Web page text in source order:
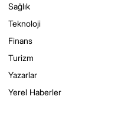
Sağlık
Teknoloji
Finans
Turizm
Yazarlar
Yerel Haberler